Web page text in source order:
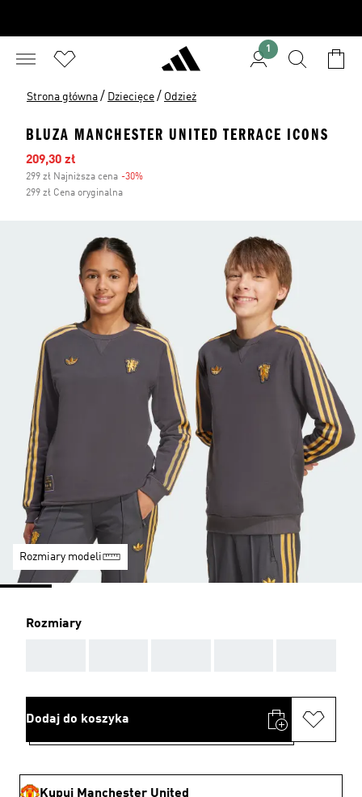
1
Strona główna / Dziecięce / Odzież
BLUZA MANCHESTER UNITED TERRACE ICONS
Ceny na wyprzedaży
209,30 zł
299 zł Najniższa cena -30%
299 zł Cena oryginalna
Rozmiary modeli
Rozmiary
Dodaj do koszyka
Kupuj Manchester United